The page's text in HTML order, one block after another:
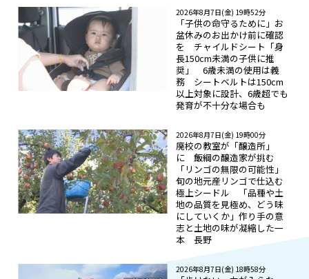
2026年8月7日(金) 19時52分
「子供の命守るために」お
盆休みのお出かけ前に確認
を チャイルドシート「身
長150cm未満の子供に推
奨」 6歳未満の使用は義
務 シートベルトは150cm
以上対象に設計、6歳超でも
発育が不十分な場合も
2026年8月7日(金) 19時00分
廃校の教室が「醸造所」
に 飯綱の醸造家が挑む
「リンゴの無限の可能性」
旬の地元産リンゴで仕込む
極上シードル 「品種や土
地の品質を見極め、どう味
にしていくか」作り手の意
志と土地の味が凝縮した一
本 長野
2026年8月7日(金) 18時58分